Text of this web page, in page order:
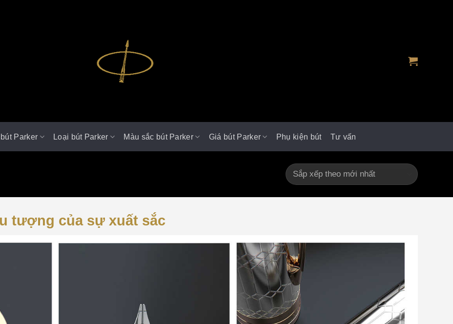
Parker Loại bút Parker Màu sắc bút Parker Giá bút Parker Phụ kiện bút Tư vấn
tượng của sự xuất sắc